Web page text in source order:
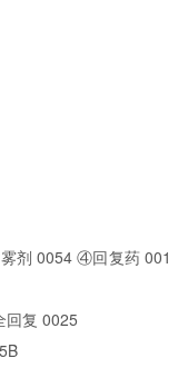
剂 0054 ④回复药 001
复 0025